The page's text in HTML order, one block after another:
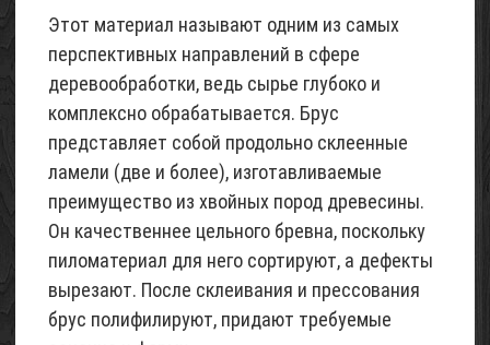
Этот материал называют одним из самых
перспективных направлений в сфере
деревообработки, ведь сырье глубоко и
комплексно обрабатывается. Брус
представляет собой продольно склеенные
ламели (две и более), изготавливаемые
преимущество из хвойных пород древесины.
Он качественнее цельного бревна, поскольку
пиломатериал для него сортируют, а дефекты
вырезают. После склеивания и прессования
брус полифилируют, придают требуемые
2017
Щебень
известняковый
02
2015
Песок
строительный
02
Май